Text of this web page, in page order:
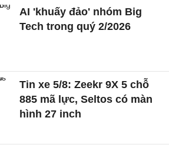
AI 'khuấy đảo' nhóm Big
Tech trong quý 2/2026
Tin xe 5/8: Zeekr 9X 5 chỗ
885 mã lực, Seltos có màn
hình 27 inch